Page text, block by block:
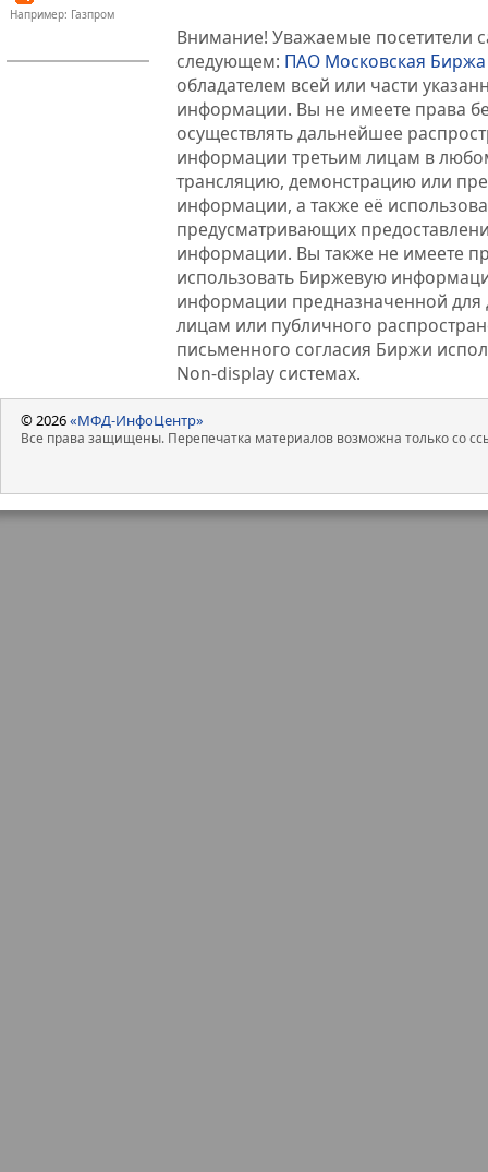
Например: Газпром
Внимание! Уважаемые посетители
следующем: ПАО Московская Биржа
обладателем всей или части
информации. Вы не имеете права
осуществлять дальнейшее
информации третьим лицам в
трансляцию, демонстрацию или
информации, а также её
предусматривающих
информации. Вы также не имеете
использовать Биржевую
информации предназначенной для
лицам или публичного
письменного согласия Биржи
Non-display системах.
© 2026«МФД-ИнфоЦентр»
Все права защищены. Перепечатка материалов возможна только со